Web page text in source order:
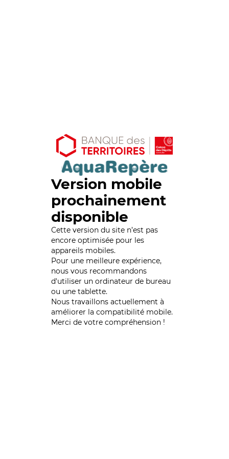
Version mobile
prochainement
disponible
Cette version du site n’est pas
encore optimisée pour les
appareils mobiles.
Pour une meilleure expérience,
nous vous recommandons
d'utiliser un ordinateur de bureau
ou une tablette.
Nous travaillons actuellement à
améliorer la compatibilité mobile.
Merci de votre compréhension !